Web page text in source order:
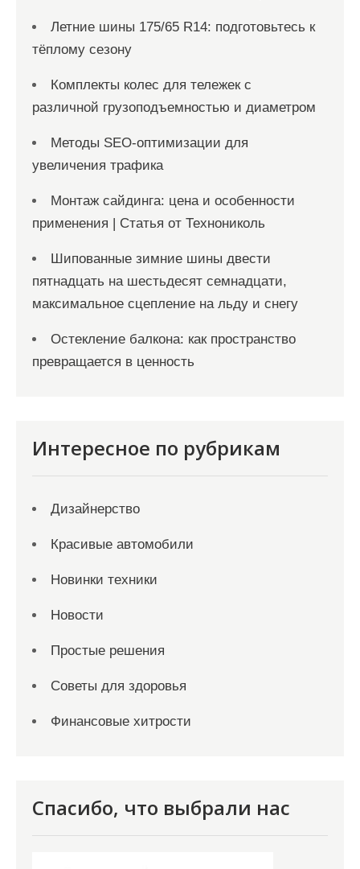
Летние шины 175/65 R14: подготовьтесь к
тёплому сезону
Комплекты колес для тележек с
различной грузоподъемностью и диаметром
Методы SEO-оптимизации для
увеличения трафика
Монтаж сайдинга: цена и особенности
применения | Статья от Технониколь
Шипованные зимние шины двести
пятнадцать на шестьдесят семнадцати,
максимальное сцепление на льду и снегу
Остекление балкона: как пространство
превращается в ценность
Интересное по рубрикам
Дизайнерство
Красивые автомобили
Новинки техники
Новости
Простые решения
Советы для здоровья
Финансовые хитрости
Спасибо, что выбрали нас